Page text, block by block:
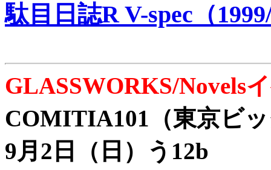
駄目日誌R V-spec（
GLASSWORKS/Novels
COMITIA101（東京ビ
9月2日（日）う12b